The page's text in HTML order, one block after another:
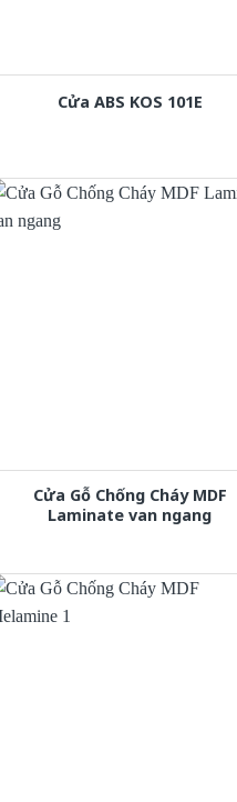
Cửa ABS KOS 101E
Cửa Gỗ Chống Cháy MDF
Laminate van ngang